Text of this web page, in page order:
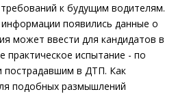
к будущим водителям.
появились данные о
может ввести для кандидатов в
практическое испытание - по
в ДТП. Как
подобных размышлений